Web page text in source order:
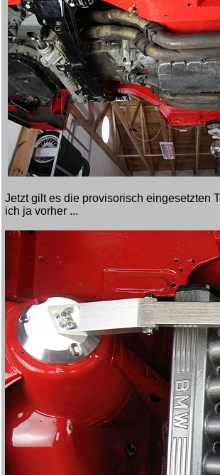
Jetzt gilt es die provisorisch eingesetzten
ich ja vorher ...